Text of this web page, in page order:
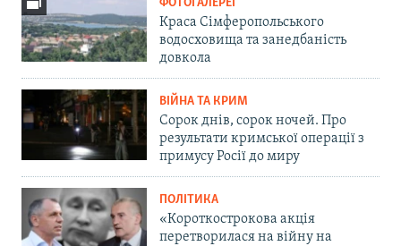
ФОТОГАЛЕРЕЇ
Краса Сімферопольського
водосховища та занедбаність
довкола
ВІЙНА ТА КРИМ
Сорок днів, сорок ночей. Про
результати кримської операції з
примусу Росії до миру
ПОЛІТИКА
«Короткострокова акція
перетворилася на війну на